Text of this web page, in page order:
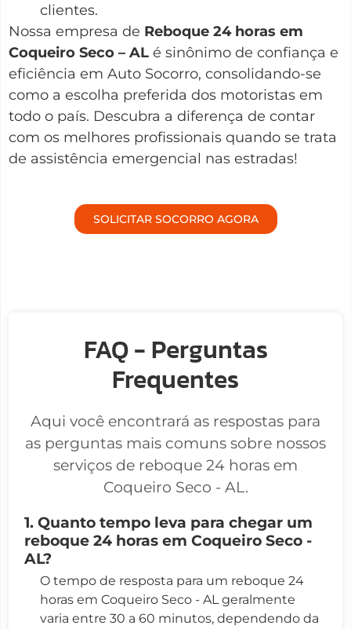
clientes.
Nossa empresa de Reboque 24 horas em
Coqueiro Seco – AL é sinônimo de confiança e
eficiência em Auto Socorro, consolidando-se
como a escolha preferida dos motoristas em
todo o país. Descubra a diferença de contar
com os melhores profissionais quando se trata
de assistência emergencial nas estradas!
SOLICITAR SOCORRO AGORA
FAQ - Perguntas
Frequentes
Aqui você encontrará as respostas para
as perguntas mais comuns sobre nossos
serviços de reboque 24 horas em
Coqueiro Seco - AL.
1. Quanto tempo leva para chegar um
reboque 24 horas em Coqueiro Seco -
AL?
O tempo de resposta para um reboque 24
horas em Coqueiro Seco - AL geralmente
varia entre 30 a 60 minutos, dependendo da